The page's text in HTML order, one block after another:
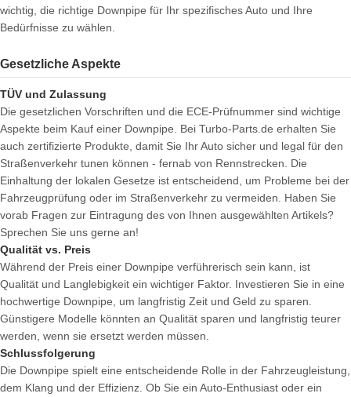
wichtig, die richtige Downpipe für Ihr spezifisches Auto und Ihre
Bedürfnisse zu wählen.
Gesetzliche Aspekte
TÜV und Zulassung
Die gesetzlichen Vorschriften und die ECE-Prüfnummer sind wichtige
Aspekte beim Kauf einer Downpipe. Bei Turbo-Parts.de erhalten Sie
auch zertifizierte Produkte, damit Sie Ihr Auto sicher und legal für den
Straßenverkehr tunen können - fernab von Rennstrecken. Die
Einhaltung der lokalen Gesetze ist entscheidend, um Probleme bei der
Fahrzeugprüfung oder im Straßenverkehr zu vermeiden. Haben Sie
vorab Fragen zur Eintragung des von Ihnen ausgewählten Artikels?
Sprechen Sie uns gerne an!
Qualität vs. Preis
Während der Preis einer Downpipe verführerisch sein kann, ist
Qualität und Langlebigkeit ein wichtiger Faktor. Investieren Sie in eine
hochwertige Downpipe, um langfristig Zeit und Geld zu sparen.
Günstigere Modelle könnten an Qualität sparen und langfristig teurer
werden, wenn sie ersetzt werden müssen.
Schlussfolgerung
Die Downpipe spielt eine entscheidende Rolle in der Fahrzeugleistung,
dem Klang und der Effizienz. Ob Sie ein Auto-Enthusiast oder ein